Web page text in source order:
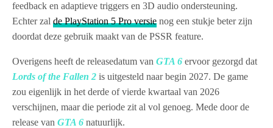
feedback en adaptieve triggers en 3D audio ondersteuning.
Echter zalde PlayStation 5 Pro versie nog een stukje beter zijn
doordat deze gebruik maakt van de PSSR feature.
Overigens heeft de releasedatum van GTA 6 ervoor gezorgd dat
Lords of the Fallen 2 is uitgesteld naar begin 2027. De game
zou eigenlijk in het derde of vierde kwartaal van 2026
verschijnen, maar die periode zit al vol genoeg. Mede door de
release vanGTA 6 natuurlijk.